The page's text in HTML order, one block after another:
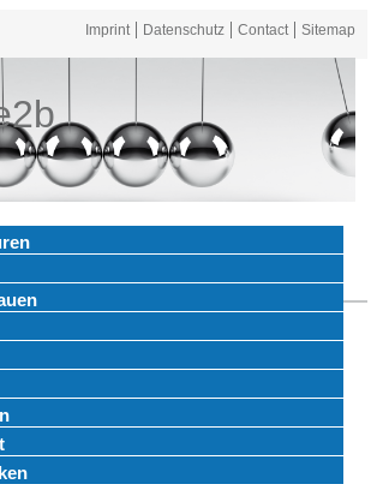
Imprint Datenschutz Contact Sitemap